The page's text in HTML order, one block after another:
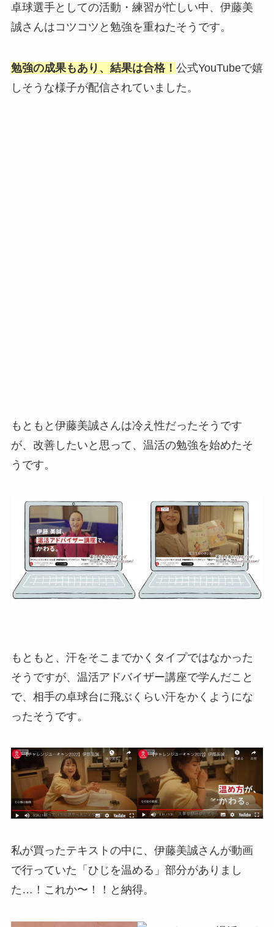
卓球選手としての活動・練習が忙しい中、伊藤美
誠さんはコツコツと勉強を重ねたそうです。
勉強の成果もあり、結果は合格！ 公式YouTubeで嬉
しそうな様子が配信されていました。
もともと伊藤美誠さんは冷え性だったそうです
が、改善したいと思って、温活の勉強を始めたそ
うです。
もともと、汗をそこまでかくタイプではなかった
そうですが、温活アドバイザー講座で学んだこと
で、相手の卓球台に飛ぶくらい汗をかくようにな
ったそうです。
私が買ったテキストの中に、伊藤美誠さんが動画
で行っていた「ひじを温める」部分がありまし
た…！これか〜！！と納得。